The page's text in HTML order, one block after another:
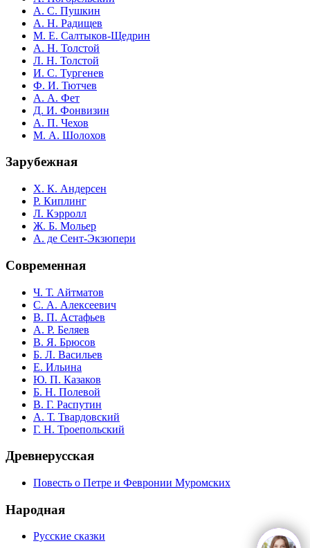
А. С. Пушкин
А. Н. Радищев
М. Е. Салтыков-Щедрин
А. Н. Толстой
Л. Н. Толстой
И. С. Тургенев
Ф. И. Тютчев
А. А. Фет
Д. И. Фонвизин
А. П. Чехов
М. А. Шолохов
Зарубежная
Х. К. Андерсен
Р. Киплинг
Л. Кэрролл
Ж. Б. Мольер
А. де Сент-Экзюпери
Современная
Ч. Т. Айтматов
С. А. Алексеевич
В. П. Астафьев
А. Р. Беляев
В. Я. Брюсов
Б. Л. Васильев
Е. Ильина
Ю. П. Казаков
Б. Н. Полевой
В. Г. Распутин
А. Т. Твардовский
Г. Н. Троепольский
Древнерусская
Повесть о Петре и Февронии Муромских
Народная
Русские сказки